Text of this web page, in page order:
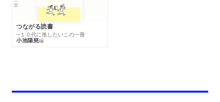
つながる読書
─１０代に推したいこの一冊
小池陽慈編